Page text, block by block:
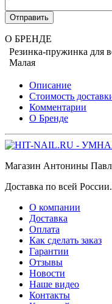
Отправить
О БРЕНДЕ
Резинка-пружинка для
Малая
Описание
Стоимость
Комментарии
О Бренде
Магазин Антонины
Доставка по всей России.
О компании
Доставка
Оплата
Как сделать заказ
Гарантии
Отзывы
Новости
Наше видео
Контакты